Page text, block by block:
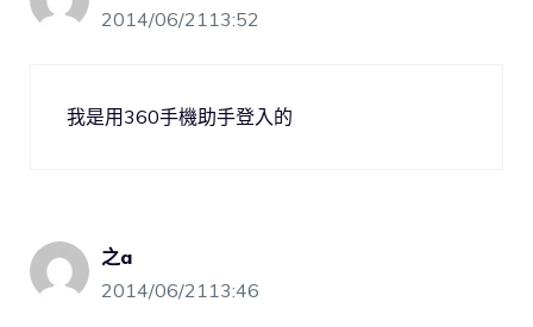
2014/06/2113:52
我是用360手機助手登入的
之a
2014/06/2113:46